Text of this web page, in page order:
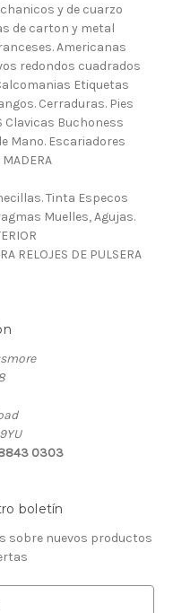
y de cuarzo
de carton y metal
Americanas
redondos cuadrados
Etiquetas
Cerraduras. Pies
Clavicas Buchoness
Mano. Escariadores
MADERA
Tinta Especos
Muelles, Agujas.
RELOJES DE PULSERA
0303
boletín
sobre nuevos productos